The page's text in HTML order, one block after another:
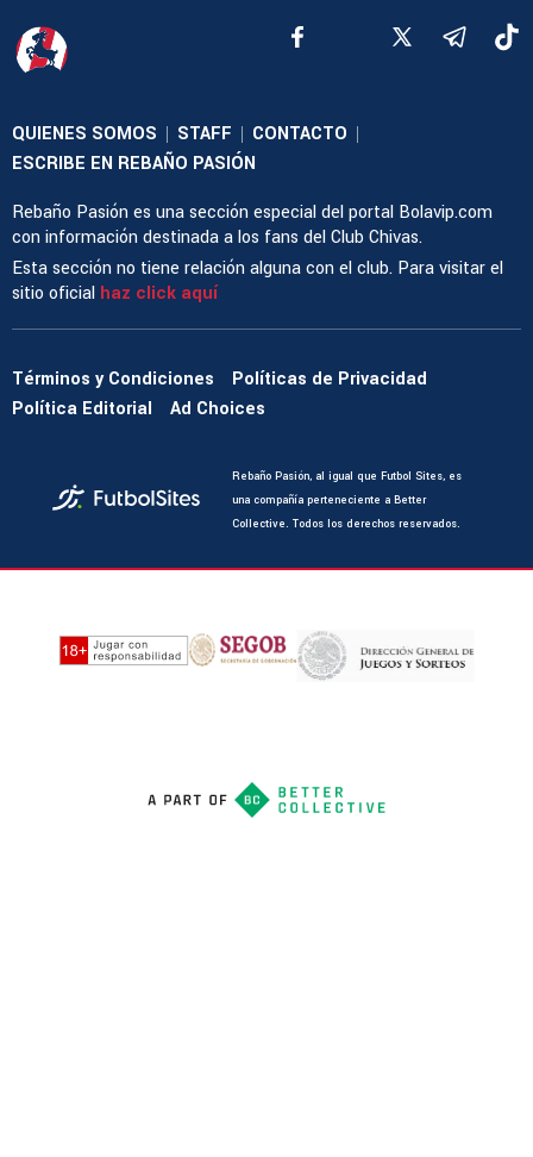
QUIENES SOMOS | STAFF | CONTACTO |
ESCRIBE EN REBAÑO PASIÓN
Rebaño Pasión es una sección especial del portal Bolavip.com
con información destinada a los fans del Club Chivas.
Esta sección no tiene relación alguna con el club. Para visitar el
sitio oficial haz click aquí
Términos y Condiciones
Políticas de Privacidad
Política Editorial
Ad Choices
Rebaño Pasión, al igual que Futbol Sites, es
una compañía perteneciente a Better
Collective. Todos los derechos reservados.